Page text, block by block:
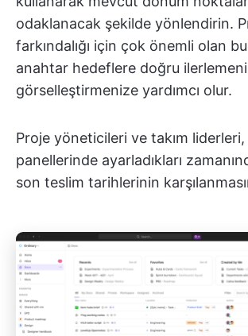
odaklanacak şekilde yönlendirin.
farkındalığı için çok önemli olan
anahtar hedeflere doğru
görselleştirmenize yardımcı olur.
Proje yöneticileri ve takım
panellerinde ayarladıkları
son teslim tarihlerinin